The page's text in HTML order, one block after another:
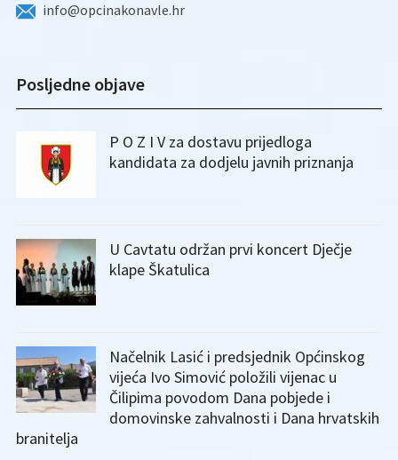
info@opcinakonavle.hr
Posljedne objave
P O Z I V za dostavu prijedloga
kandidata za dodjelu javnih priznanja
U Cavtatu održan prvi koncert Dječje
klape Škatulica
Načelnik Lasić i predsjednik Općinskog
vijeća Ivo Simović položili vijenac u
Čilipima povodom Dana pobjede i
domovinske zahvalnosti i Dana hrvatskih
branitelja